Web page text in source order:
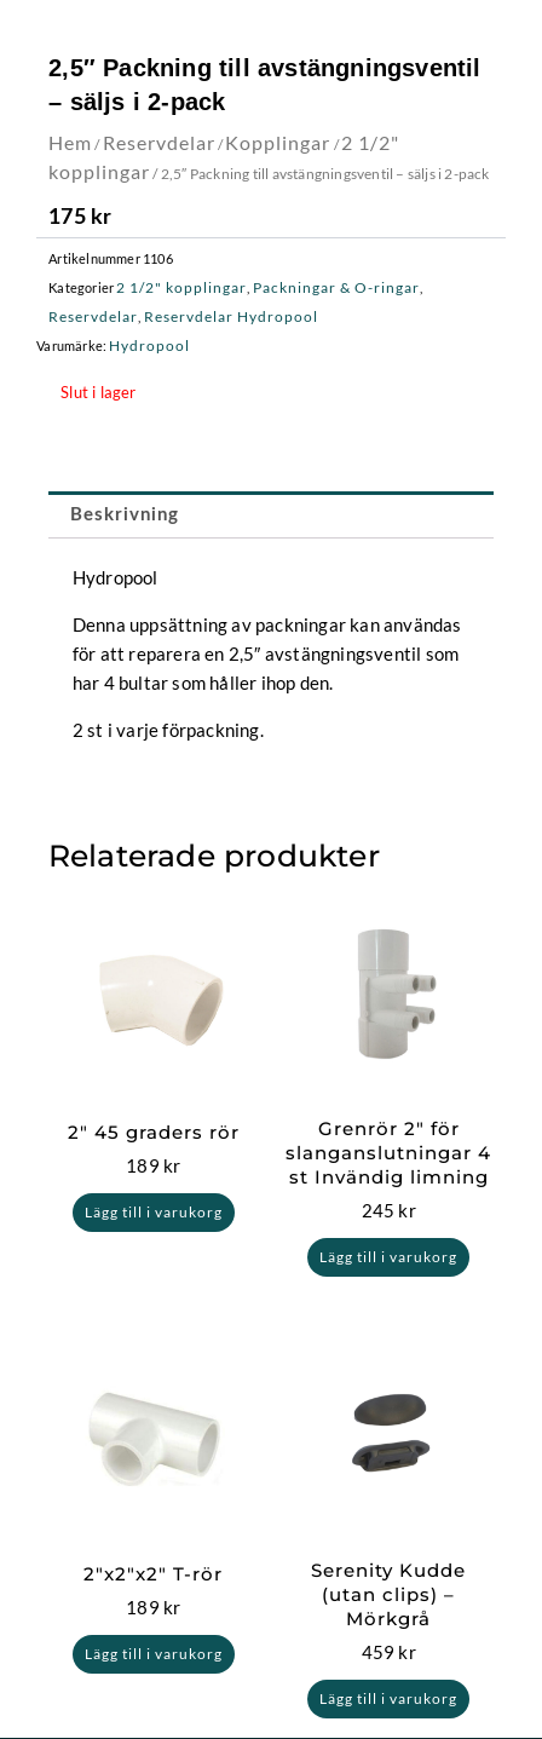
2,5″ Packning till avstängningsventil
– säljs i 2-pack
Hem / Reservdelar /Kopplingar /2 1/2"
kopplingar / 2,5″ Packning till avstängningsventil – säljs i 2-pack
175 kr
Artikelnummer 1106
Kategorier 2 1/2" kopplingar Packningar & O-ringar
Reservdelar Reservdelar Hydropool
Varumärke: Hydropool
Slut i lager
Beskrivning
Hydropool
Denna uppsättning av packningar kan användas
för att reparera en 2,5″ avstängningsventil som
har 4 bultar som håller ihop den.
2 st i varje förpackning.
Relaterade produkter
2″ 45 graders rör
189 kr
Lägg till i varukorg
Grenrör 2″ för
slanganslutningar 4
st Invändig limning
245 kr
Lägg till i varukorg
2″x2″x2″ T-rör
189 kr
Lägg till i varukorg
Serenity Kudde
(utan clips) –
Mörkgrå
459 kr
Lägg till i varukorg